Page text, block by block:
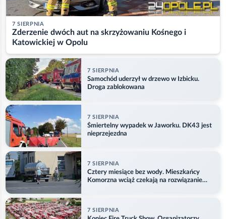
7 SIERPNIA
Zderzenie dwóch aut na skrzyżowaniu Kośnego i
Katowickiej w Opolu
7 SIERPNIA
Samochód uderzył w drzewo w Izbicku.
Droga zablokowana
7 SIERPNIA
Śmiertelny wypadek w Jaworku. DK43 jest
nieprzejezdna
7 SIERPNIA
Cztery miesiące bez wody. Mieszkańcy
Komorzna wciąż czekają na rozwiązanie
7 SIERPNIA